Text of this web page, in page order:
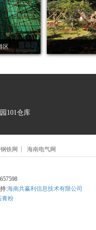
区
101仓库
铁网 海南电气网
:海南共赢利信息技术有限公司
膏粉